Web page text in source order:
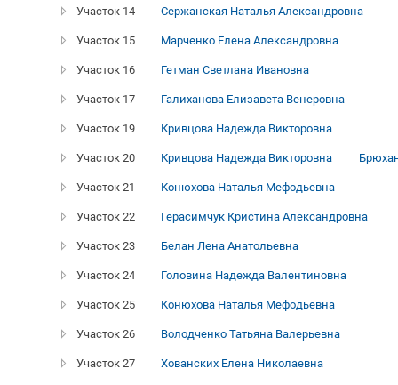
Участок 14 Сержанская Наталья Александровна
Участок 15 Марченко Елена Александровна
Участок 16 Гетман Светлана Ивановна
Участок 17 Галиханова Елизавета Венеровна
Участок 19 Кривцова Надежда Викторовна
Участок 20 Кривцова Надежда Викторовна
Участок 21 Конюхова Наталья Мефодьевна
Участок 22 Герасимчук Кристина Александровна
Участок 23 Белан Лена Анатольевна
Участок 24 Головина Надежда Валентиновна
Участок 25 Конюхова Наталья Мефодьевна
Участок 26 Володченко Татьяна Валерьевна
Участок 27 Хованских Елена Николаевна